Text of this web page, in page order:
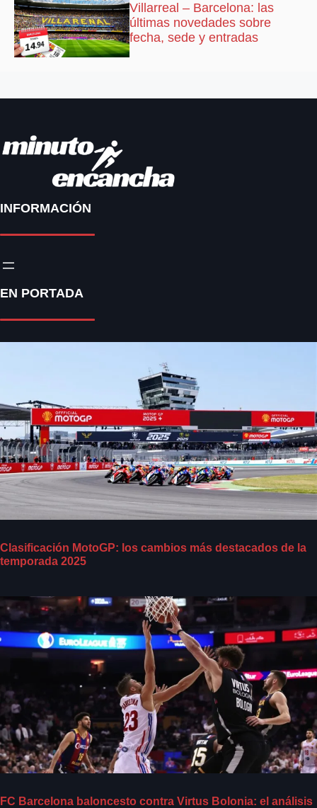
Villarreal – Barcelona: las
últimas novedades sobre
fecha, sede y entradas
INFORMACIÓN
EN PORTADA
Clasificación MotoGP: los cambios más destacados de la
temporada 2025
FC Barcelona baloncesto contra Virtus Bolonia: el análisis